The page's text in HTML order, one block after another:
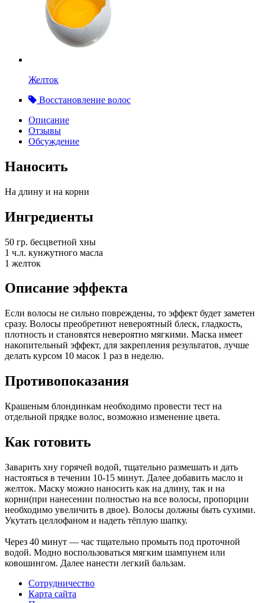
Желток
Восстановление волос
Описание
Отзывы
Обсуждение
Наносить
На длину и на корни
Ингредиенты
50 гр. бесцветной хны
1 ч.л. кунжутного масла
1 желток
Описание эффекта
Если волосы не сильно повреждены, то эффект будет заметен
сразу. Волосы преобретиют невероятный блеск, гладкость,
плотность и становятся невероятно мягкими. Маска имеет
накопительный эффект, для закрепления результатов, лучше
делать курсом 10 масок 1 раз в неделю.
Противопоказания
Крашеным блондинкам необходимо провести тест на
отдельной прядке волос, возможно изменение цвета.
Как готовить
Заварить хну горячей водой, тщательно размешать и дать
настояться в течении 10-15 минут. Далее добавить масло и
желток. Маску можно наносить как на длину, так и на
корни(при нанесении полностью на все волосы, пропорции
необходимо увеличить в двое). Волосы должны быть сухими.
Укутать целлофаном и надеть тёплую шапку.
Через 40 минут — час тщательно промыть под проточной
водой. Модно воспользоваться мягким шампунем или
ковошингом. Далее нанести легкий бальзам.
Сотрудничество
Карта сайта